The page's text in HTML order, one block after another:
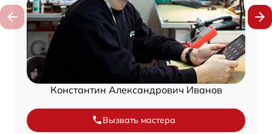
Константин Александрович Иванов
Вызвать мастера